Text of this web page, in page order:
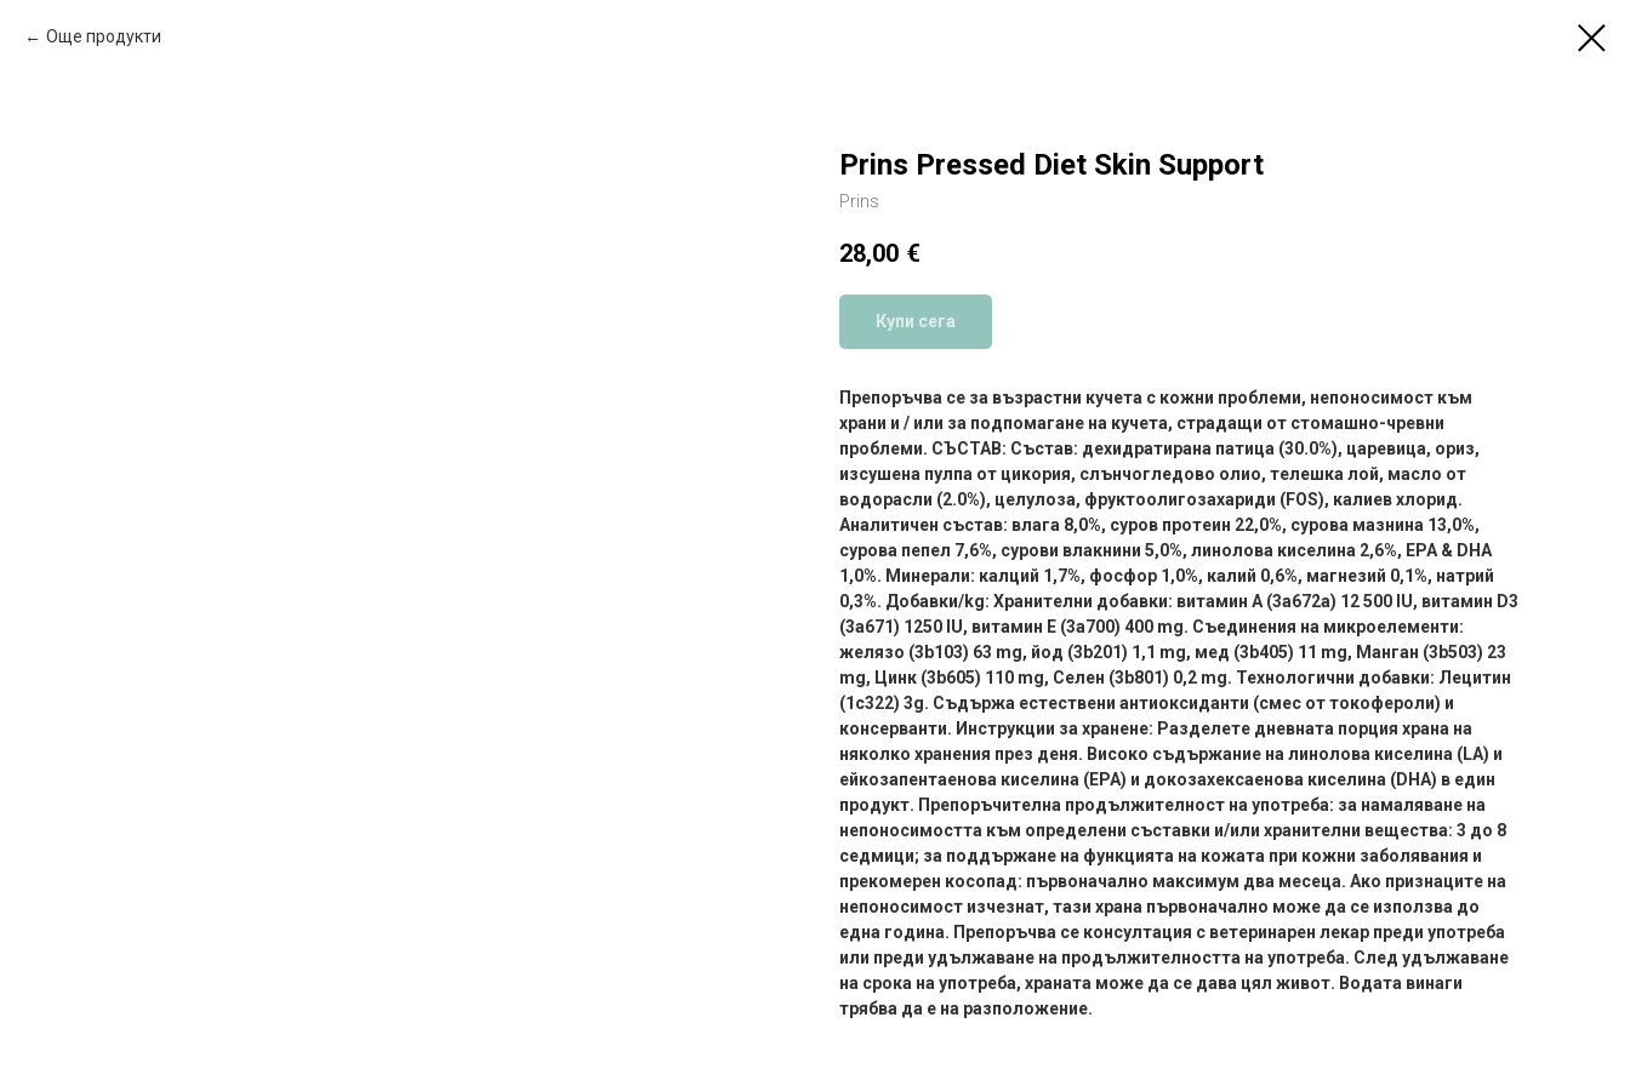
Още продукти
Prins Pressed Diet Skin Support
Prins
28,00 €
Купи сега
Препоръчва се за възрастни кучета с кожни проблеми, непоносимост към
храни и / или за подпомагане на кучета, страдащи от стомашно-чревни
проблеми. СЪСТАВ: Състав: дехидратирана патица (30.0%), царевица, ориз,
изсушена пулпа от цикория, слънчогледово олио, телешка лой, масло от
водорасли (2.0%), целулоза, фруктоолигозахариди (FOS), калиев хлорид.
Аналитичен състав: влага 8,0%, суров протеин 22,0%, сурова мазнина 13,0%,
сурова пепел 7,6%, сурови влакнини 5,0%, линолова киселина 2,6%, EPA & DHA
1,0%. Минерали: калций 1,7%, фосфор 1,0%, калий 0,6%, магнезий 0,1%, натрий
0,3%. Добавки/kg: Хранителни добавки: витамин A (3a672a) 12 500 IU, витамин D3
(3a671) 1250 IU, витамин E (3a700) 400 mg. Съединения на микроелементи:
желязо (3b103) 63 mg, йод (3b201) 1,1 mg, мед (3b405) 11 mg, Манган (3b503) 23
mg, Цинк (3b605) 110 mg, Селен (3b801) 0,2 mg. Технологични добавки: Лецитин
(1c322) 3g. Съдържа естествени антиоксиданти (смес от токофероли) и
консерванти. Инструкции за хранене: Разделете дневната порция храна на
няколко хранения през деня. Високо съдържание на линолова киселина (LA) и
ейкозапентаенова киселина (EPA) и докозахексаенова киселина (DHA) в един
продукт. Препоръчителна продължителност на употреба: за намаляване на
непоносимостта към определени съставки и/или хранителни вещества: 3 до 8
седмици; за поддържане на функцията на кожата при кожни заболявания и
прекомерен косопад: първоначално максимум два месеца. Ако признаците на
непоносимост изчезнат, тази храна първоначално може да се използва до
една година. Препоръчва се консултация с ветеринарен лекар преди употреба
или преди удължаване на продължителността на употреба. След удължаване
на срока на употреба, храната може да се дава цял живот. Водата винаги
трябва да е на разположение.